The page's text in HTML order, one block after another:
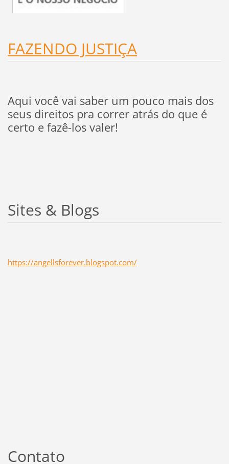
FAZENDO JUSTIÇA
Aqui você vai saber um pouco mais dos
seus direitos pra correr atrás do que é
certo e fazê-los valer!
Sites & Blogs
https://angellsforever.blogspot.com/
Contato